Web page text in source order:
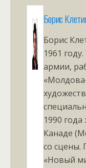
Борис
Борис
1961
армии,
1990
Канаде
со сцены.
«Новый